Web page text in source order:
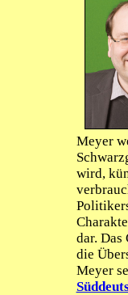
Meyer
wird,
dar. Das
die
Meyer